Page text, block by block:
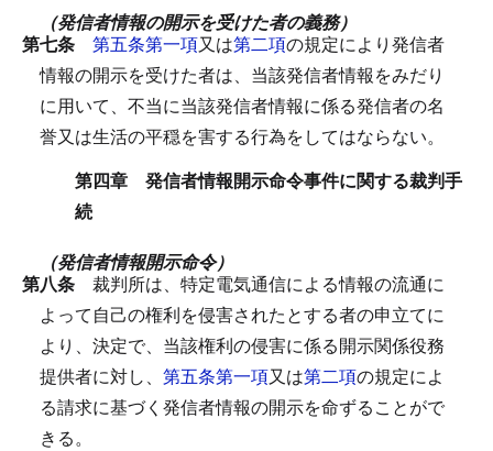
（発信者情報の開示を受けた者の義務）
第七条 第五条第一項又は第二項の規定により発信者
情報の開示を受けた者は、当該発信者情報をみだり
に用いて、不当に当該発信者情報に係る発信者の名
誉又は生活の平穏を害する行為をしてはならない。
第四章 発信者情報開示命令事件に関する裁判手
続
（発信者情報開示命令）
第八条 裁判所は、特定電気通信による情報の流通に
よって自己の権利を侵害されたとする者の申立てに
より、決定で、当該権利の侵害に係る開示関係役務
提供者に対し、 第五条第一項又は第二項の規定によ
る請求に基づく発信者情報の開示を命ずることがで
きる。